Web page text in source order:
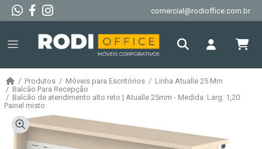
comercial@rodioffice.com.br
Produtos Móveis para Escritórios
Linha Atualle 25 Mm
Balcão Para Recepção
Balcão de atendimento alto reto | Atualle 25mm - Medida: Larg. 1,20
Painel misto